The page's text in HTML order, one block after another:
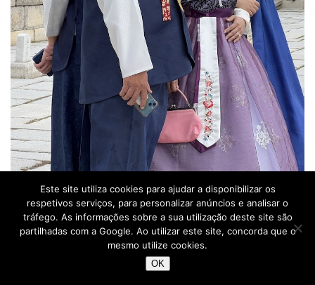
Hanbok – Seul – Coreia do Sul © Viaje Comigo
Seul
Este site utiliza cookies para ajudar a disponibilizar os
respetivos serviços, para personalizar anúncios e analisar o
tráfego. As informações sobre a sua utilização deste site são
partilhadas com a Google. Ao utilizar este site, concorda que o
mesmo utilize cookies.
OK